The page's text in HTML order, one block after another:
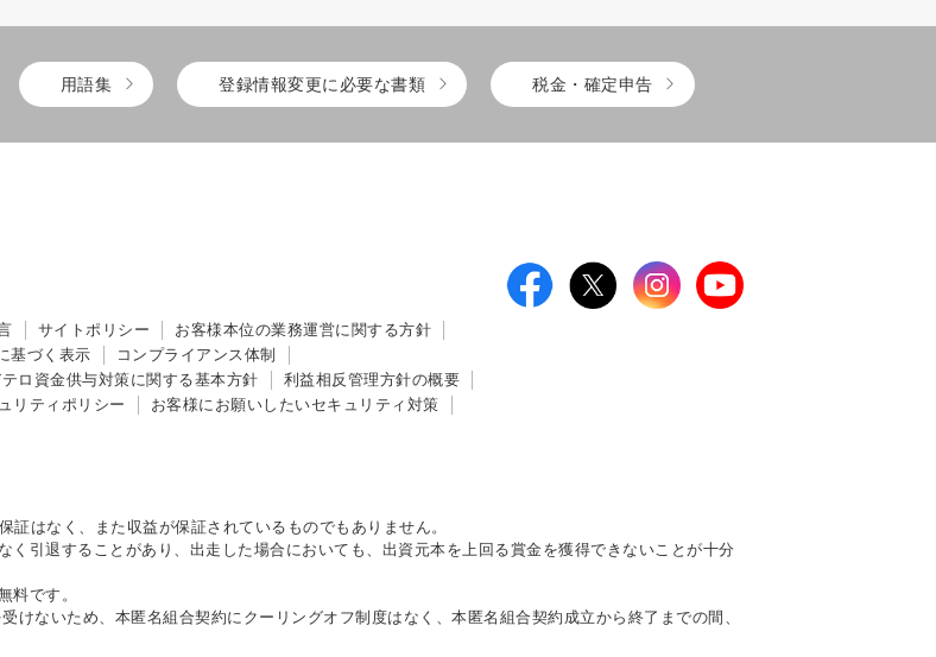
用語集 登録情報変更に必要な書類 税金・確定申告
サイトポリシー
お客様本位の業務運営に関する方針
基づく表示
コンプライアンス体制
テロ資金供与対策に関する基本方針
利益相反管理方針の概要
リティポリシー
お客様にお願いしたいセキュリティ対策
はなく、また収益が保証されているものでもありません。
引退することがあり、出走した場合においても、出資元本を上回る賞金を獲得できないことが十分
料です。
けないため、本匿名組合契約にクーリングオフ制度はなく、本匿名組合契約成立から終了までの間、